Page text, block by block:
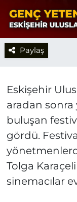
Paylaş
Eskişehir
aradan
buluşan
gördü.
Tolga
sinemacılar